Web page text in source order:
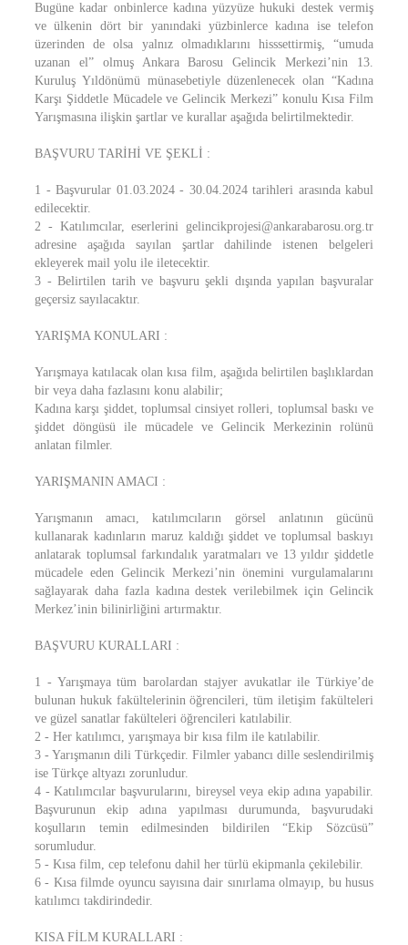
Bugüne kadar onbinlerce kadına yüzyüze hukuki destek vermiş
ve ülkenin dört bir yanındaki yüzbinlerce kadına ise telefon
üzerinden de olsa yalnız olmadıklarını hisssettirmiş, “umuda
uzanan el” olmuş Ankara Barosu Gelincik Merkezi’nin 13.
Kuruluş Yıldönümü münasebetiyle düzenlenecek olan “Kadına
Karşı Şiddetle Mücadele ve Gelincik Merkezi” konulu Kısa Film
Yarışmasına ilişkin şartlar ve kurallar aşağıda belirtilmektedir.
BAŞVURU TARİHİ VE ŞEKLİ :
1 - Başvurular 01.03.2024 - 30.04.2024 tarihleri arasında kabul
edilecektir.
2 - Katılımcılar, eserlerini gelincikprojesi@ankarabarosu.org.tr
adresine aşağıda sayılan şartlar dahilinde istenen belgeleri
ekleyerek mail yolu ile iletecektir.
3 - Belirtilen tarih ve başvuru şekli dışında yapılan başvuralar
geçersiz sayılacaktır.
YARIŞMA KONULARI :
Yarışmaya katılacak olan kısa film, aşağıda belirtilen başlıklardan
bir veya daha fazlasını konu alabilir;
Kadına karşı şiddet, toplumsal cinsiyet rolleri, toplumsal baskı ve
şiddet döngüsü ile mücadele ve Gelincik Merkezinin rolünü
anlatan filmler.
YARIŞMANIN AMACI :
Yarışmanın amacı, katılımcıların görsel anlatının gücünü
kullanarak kadınların maruz kaldığı şiddet ve toplumsal baskıyı
anlatarak toplumsal farkındalık yaratmaları ve 13 yıldır şiddetle
mücadele eden Gelincik Merkezi’nin önemini vurgulamalarını
sağlayarak daha fazla kadına destek verilebilmek için Gelincik
Merkez’inin bilinirliğini artırmaktır.
BAŞVURU KURALLARI :
1 - Yarışmaya tüm barolardan stajyer avukatlar ile Türkiye’de
bulunan hukuk fakültelerinin öğrencileri, tüm iletişim fakülteleri
ve güzel sanatlar fakülteleri öğrencileri katılabilir.
2 - Her katılımcı, yarışmaya bir kısa film ile katılabilir.
3 - Yarışmanın dili Türkçedir. Filmler yabancı dille seslendirilmiş
ise Türkçe altyazı zorunludur.
4 - Katılımcılar başvurularını, bireysel veya ekip adına yapabilir.
Başvurunun ekip adına yapılması durumunda, başvurudaki
koşulların temin edilmesinden bildirilen “Ekip Sözcüsü”
sorumludur.
5 - Kısa film, cep telefonu dahil her türlü ekipmanla çekilebilir.
6 - Kısa filmde oyuncu sayısına dair sınırlama olmayıp, bu husus
katılımcı takdirindedir.
KISA FİLM KURALLARI :